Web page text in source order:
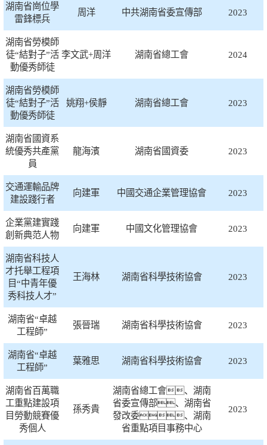
湖南省崗位學
雷鋒標兵
周洋 中共湖南省委宣傳部 2023
湖南省勞模師
徒“結對子”活
動優秀師徒
李文武+周洋 湖南省總工會 2024
湖南省勞模師
徒“結對子”活
動優秀師徒
姚翔+侯靜 湖南省總工會 2023
湖南省國資系
統優秀共產黨
員
龍海濱 湖南省國資委 2023
交通運輸品牌
建設踐行者
向建軍 中國交通企業管理協會 2023
企業黨建實踐
創新典范人物
向建軍 中國文化管理協會 2023
湖南省科技人
才托舉工程項
目“中青年優
秀科技人才”
王海林 湖南省科學技術協會 2023
湖南省“卓越
工程師”
張晉瑞 湖南省科學技術協會 2023
湖南省“卓越
工程師”
葉雅思 湖南省科學技術協會 2023
湖南省百萬職
工重點建設項
目勞動競賽優
秀個人
孫秀貴
湖南省總工會、湖南
省委宣傳部、湖南省
發改委、湖南
省重點項目事務中心
2023